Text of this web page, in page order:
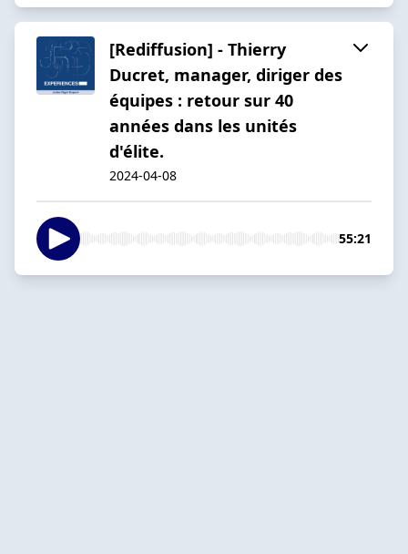
[Rediffusion] - Thierry
Ducret, manager, diriger des
équipes : retour sur 40
années dans les unités
d'élite.
2024-04-08
55:21